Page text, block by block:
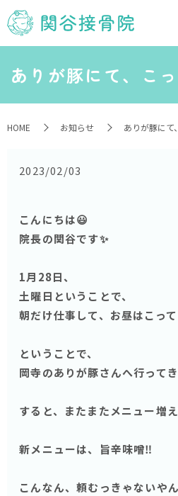
ありが豚にて、こ
HOME お知らせ ありが豚にて
2023/02/03
こんにちは😃
院長の関谷です✨
1月28日、
土曜日ということで、
朝だけ仕事して、お昼はこっ
ということで、
岡寺のありが豚さんへ行って
すると、またまたメニュー増
新メニューは、旨辛味噌‼️
こんなん、頼むっきゃないや